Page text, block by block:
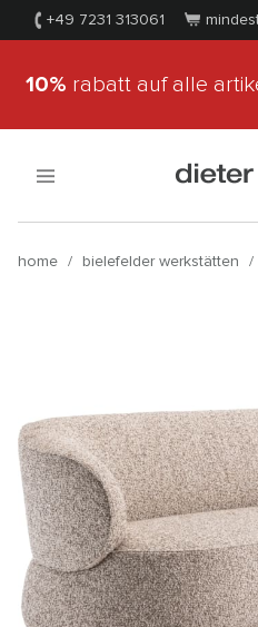
+49 7231 313061
10% rabatt auf alle
home / bielefelder werkstätten /